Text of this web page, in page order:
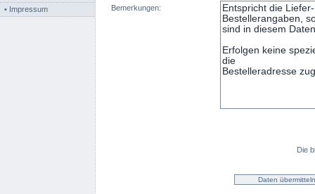
• Impressum
Bemerkungen:
Die